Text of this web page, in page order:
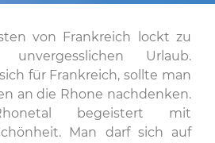
von Frankreich lockt zu
Urlaub.
für Frankreich, sollte man
an die Rhone nachdenken.
begeistert mit
Man darf sich auf